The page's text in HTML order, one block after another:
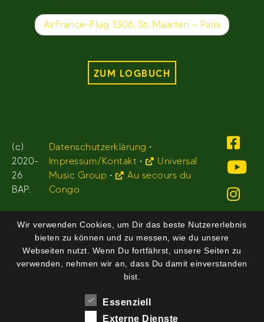
AirFrance-Flug 1306, St. Maarten – Paris
ZUM LOGBUCH
(c)
2020-
26
BAP.
Datenschutzerklärung •
Impressum/Kontakt •
Universal
Music Group •
Au secours du
Congo
Wir verwenden Cookies, um Dir das beste Nutzererlebnis
bieten zu können und zu messen, wie du unsere
Webseiten nutzt. Wenn Du fortfährst, unsere Seiten zu
verwenden, nehmen wir an, dass Du damit einverstanden
bist.
Essenziell
Externe Dienste